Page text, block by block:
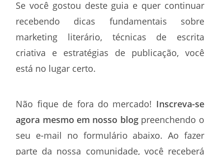
Se você gostou deste guia e quer continuar
recebendo dicas fundamentais sobre
marketing literário, técnicas de escrita
criativa e estratégias de publicação, você
está no lugar certo.
Não fique de fora do mercado! Inscreva-se
agora mesmo em nosso blogpreenchendo o
seu e-mail no formulário abaixo. Ao fazer
parte da nossa comunidade, você receberá